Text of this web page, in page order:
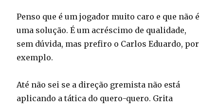
Penso que é um jogador muito caro e que não é
uma solução. É um acréscimo de qualidade,
sem dúvida, mas prefiro o Carlos Eduardo, por
exemplo.
Até não sei se a direção gremista não está
aplicando a tática do quero-quero. Grita